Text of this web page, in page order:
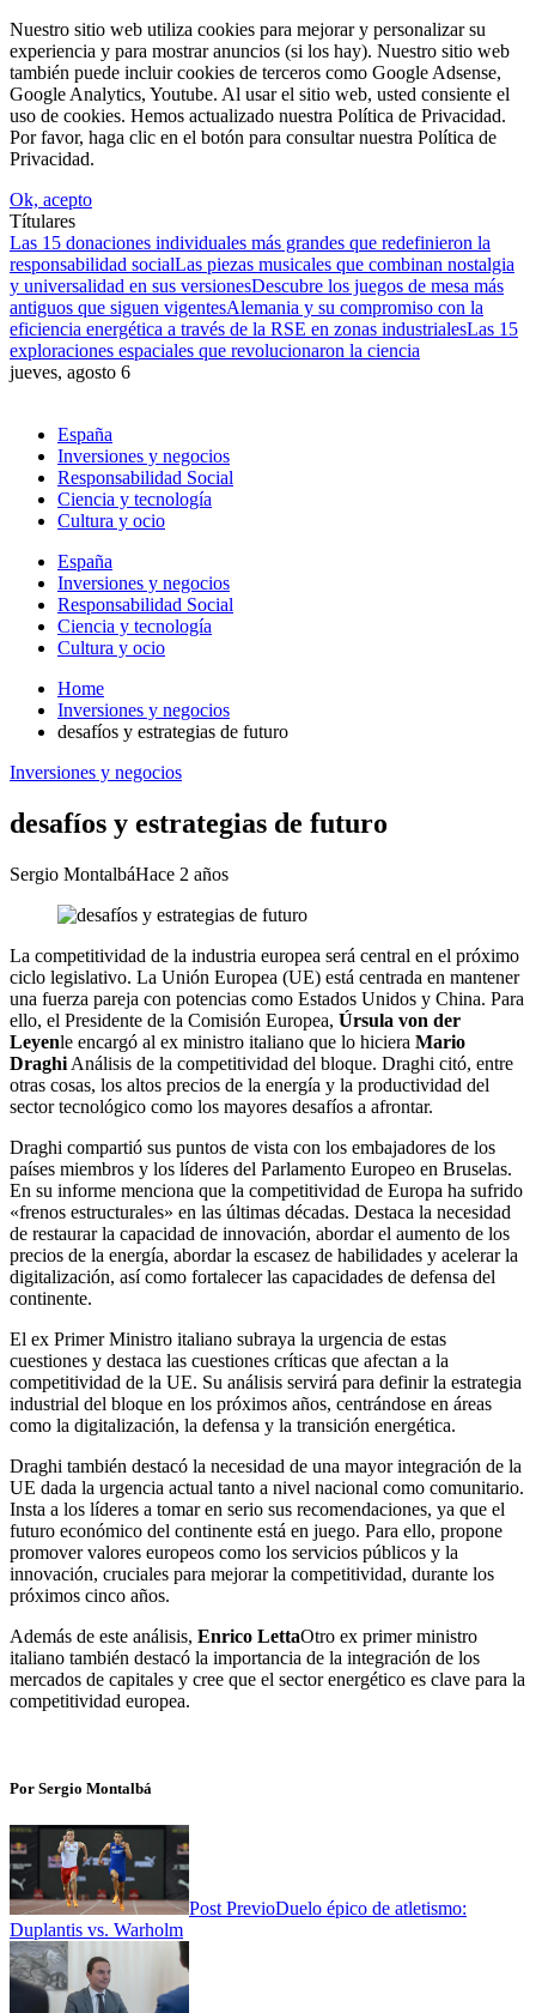
Nuestro sitio web utiliza cookies para mejorar y personalizar su
experiencia y para mostrar anuncios (si los hay). Nuestro sitio web
también puede incluir cookies de terceros como Google Adsense,
Google Analytics, Youtube. Al usar el sitio web, usted consiente el
uso de cookies. Hemos actualizado nuestra Política de Privacidad.
Por favor, haga clic en el botón para consultar nuestra Política de
Privacidad.
Ok, acepto
Títulares
Las 15 donaciones individuales más grandes que redefinieron la
responsabilidad socialLas piezas musicales que combinan nostalgia
y universalidad en sus versionesDescubre los juegos de mesa más
antiguos que siguen vigentesAlemania y su compromiso con la
eficiencia energética a través de la RSE en zonas industrialesLas 15
exploraciones espaciales que revolucionaron la ciencia
jueves, agosto 6
España
Inversiones y negocios
Responsabilidad Social
Ciencia y tecnología
Cultura y ocio
España
Inversiones y negocios
Responsabilidad Social
Ciencia y tecnología
Cultura y ocio
Home
Inversiones y negocios
desafíos y estrategias de futuro
Inversiones y negocios
desafíos y estrategias de futuro
Sergio MontalbáHace 2 años
La competitividad de la industria europea será central en el próximo
ciclo legislativo. La Unión Europea (UE) está centrada en mantener
una fuerza pareja con potencias como Estados Unidos y China. Para
ello, el Presidente de la Comisión Europea, Úrsula von der
Leyenle encargó al ex ministro italiano que lo hiciera Mario
Draghi Análisis de la competitividad del bloque. Draghi citó, entre
otras cosas, los altos precios de la energía y la productividad del
sector tecnológico como los mayores desafíos a afrontar.
Draghi compartió sus puntos de vista con los embajadores de los
países miembros y los líderes del Parlamento Europeo en Bruselas.
En su informe menciona que la competitividad de Europa ha sufrido
«frenos estructurales» en las últimas décadas. Destaca la necesidad
de restaurar la capacidad de innovación, abordar el aumento de los
precios de la energía, abordar la escasez de habilidades y acelerar la
digitalización, así como fortalecer las capacidades de defensa del
continente.
El ex Primer Ministro italiano subraya la urgencia de estas
cuestiones y destaca las cuestiones críticas que afectan a la
competitividad de la UE. Su análisis servirá para definir la estrategia
industrial del bloque en los próximos años, centrándose en áreas
como la digitalización, la defensa y la transición energética.
Draghi también destacó la necesidad de una mayor integración de la
UE dada la urgencia actual tanto a nivel nacional como comunitario.
Insta a los líderes a tomar en serio sus recomendaciones, ya que el
futuro económico del continente está en juego. Para ello, propone
promover valores europeos como los servicios públicos y la
innovación, cruciales para mejorar la competitividad, durante los
próximos cinco años.
Además de este análisis, Enrico LettaOtro ex primer ministro
italiano también destacó la importancia de la integración de los
mercados de capitales y cree que el sector energético es clave para la
competitividad europea.
Por Sergio Montalbá
Post PrevioDuelo épico de atletismo:
Duplantis vs. Warholm